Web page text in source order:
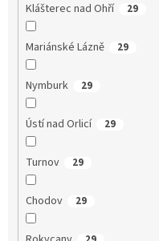
Klášterec nad Ohří 29
Mariánské Lázně 29
Nymburk 29
Ústí nad Orlicí 29
Turnov 29
Chodov 29